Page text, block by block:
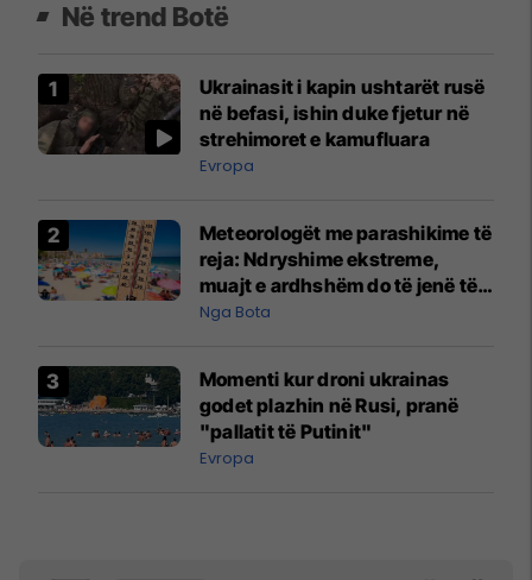
Në trend Botë
Ukrainasit i kapin ushtarët rusë
në befasi, ishin duke fjetur në
strehimoret e kamufluara
Evropa
Meteorologët me parashikime të
reja: Ndryshime ekstreme,
muajt e ardhshëm do të jenë të
pazakontë
Nga Bota
Momenti kur droni ukrainas
godet plazhin në Rusi, pranë
"pallatit të Putinit"
Evropa